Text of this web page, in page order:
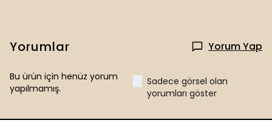
Yorumlar Yorum Yap
Bu ürün için henüz yorum
yapılmamış.
Sadece görsel olan
yorumları göster